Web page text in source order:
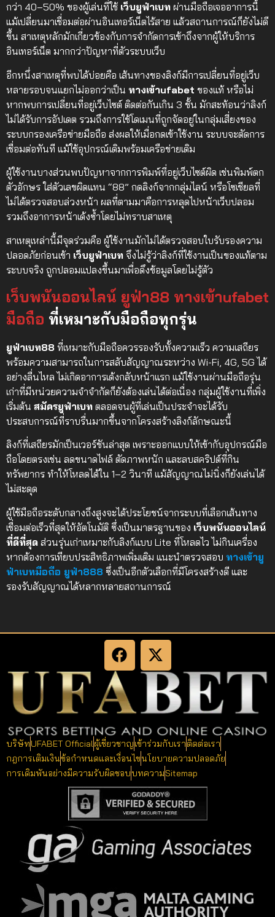
กว่า 40–50% ของผู้เล่นที่ใช้ เว็บยูฟ่าเบท ผ่านมือถือเจออาการนี้
แม้เปลี่ยนมาเชื่อมต่อผ่านอินเทอร์เน็ตไร้สาย แล้วสถานการณ์ก็ยังไม่ดี
ขึ้น สาเหตุหลักมักเกี่ยวข้องกับการจำกัดการเข้าถึงจากผู้ให้บริการ
อินเทอร์เน็ต มากกว่าปัญหาที่ตัวระบบเว็บ
อีกหนึ่งสาเหตุที่พบได้บ่อยคือ เส้นทางของลิงก์มีการเปลี่ยนที่อยู่เว็บ
หลายรอบจนแยกไม่ออกว่าเป็น ทางเข้าufabet ของแท้ หรือไม่
หากพบการเปลี่ยนที่อยู่เว็บไซต์ ติดต่อกันเกิน 3 ชั้น มักสะท้อนว่าลิงก์
ไม่ได้รับการอัปเดต รวมถึงการใช้โดเมนที่ถูกจัดอยู่ในกลุ่มเสี่ยงของ
ระบบกรองเครือข่ายมือถือ ส่งผลให้เมื่อกดเข้าใช้งาน ระบบจะตัดการ
เชื่อมต่อทันที แม้ใช้อุปกรณ์เดิมพร้อมเครือข่ายเดิม
ผู้ใช้งานบางส่วนพบปัญหาจากการพิมพ์ที่อยู่เว็บไซต์ผิด เช่นพิมพ์ตก
ตัวอักษร ใส่ตัวเลขผิดแทน “88” กดลิงก์จากกลุ่มไลน์ หรือโซเชียลที่
ไม่ได้ตรวจสอบล่วงหน้า ผลที่ตามมาคือการหลุดไปหน้าเว็บปลอม
รวมถึงอาการหน้าเด้งซ้ำโดยไม่ทราบสาเหตุ
สาเหตุเหล่านี้มีจุดร่วมคือ ผู้ใช้งานมักไม่ได้ตรวจสอบใบรับรองความ
ปลอดภัยก่อนเข้า เว็บยูฟ่าเบท จึงไม่รู้ว่าลิงก์ที่ใช้งานเป็นของแท้ตาม
ระบบจริง ถูกปลอมแปลงขึ้นมาเพื่อดึงข้อมูลโดยไม่รู้ตัว
เว็บพนันออนไลน์ ยูฟ่า88 ทางเข้าufabet
มือถือ ที่เหมาะกับมือถือทุกรุ่น
ยูฟ่าเบท88 ที่เหมาะกับมือถือควรรองรับทั้งความเร็ว ความเสถียร
พร้อมความสามารถในการสลับสัญญาณระหว่าง Wi-Fi, 4G, 5G ได้
อย่างลื่นไหล ไม่เกิดอาการเด้งกลับหน้าแรก แม้ใช้งานผ่านมือถือรุ่น
เก่าที่มีหน่วยความจำจำกัดก็ยังต้องเล่นได้ต่อเนื่อง กลุ่มผู้ใช้งานที่เพิ่ง
เริ่มต้น สมัครยูฟ่าเบท ตลอดจนผู้ที่เล่นเป็นประจำจะได้รับ
ประสบการณ์ที่ราบรื่นมากขึ้นจากโครงสร้างลิงก์ลักษณะนี้
ลิงก์ที่เสถียรมักเป็นเวอร์ชันล่าสุด เพราะออกแบบให้เข้ากับอุปกรณ์มือ
ถือโดยตรงเช่น ลดขนาดไฟล์ ตัดภาพหนัก และลบสคริปต์ที่กิน
ทรัพยากร ทำให้โหลดได้ใน 1–2 วินาที แม้สัญญาณไม่นิ่งก็ยังเล่นได้
ไม่สะดุด
ผู้ใช้มือถือระดับกลางถึงสูงจะได้ประโยชน์จากระบบที่เลือกเส้นทาง
เชื่อมต่อเร็วที่สุดให้อัตโนมัติ ซึ่งเป็นมาตรฐานของ เว็บพนันออนไลน์
ที่ดีที่สุด ส่วนรุ่นเก่าเหมาะกับลิงก์แบบ Lite ที่โหลดไว ไม่กินเครื่อง
หากต้องการเทียบประสิทธิภาพเพิ่มเติม แนะนำตรวจสอบ ทางเข้ายู
ฟ่าเบทมือถือ ยูฟ่า888 ซึ่งเป็นอีกตัวเลือกที่มีโครงสร้างดี และ
รองรับสัญญาณได้หลากหลายสถานการณ์
บริษัทUFABET Officialผู้เชี่ยวชาญเข้าร่วมกับเราติดต่อเรา
กฎการเติมเงินข้อกำหนดและเงื่อนไขนโยบายความปลอดภัย
การเดิมพันอย่างมีความรับผิดชอบบทความSitemap